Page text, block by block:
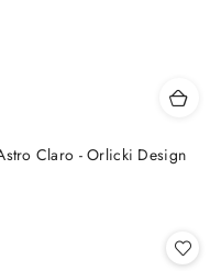
Claro - Orlicki Design